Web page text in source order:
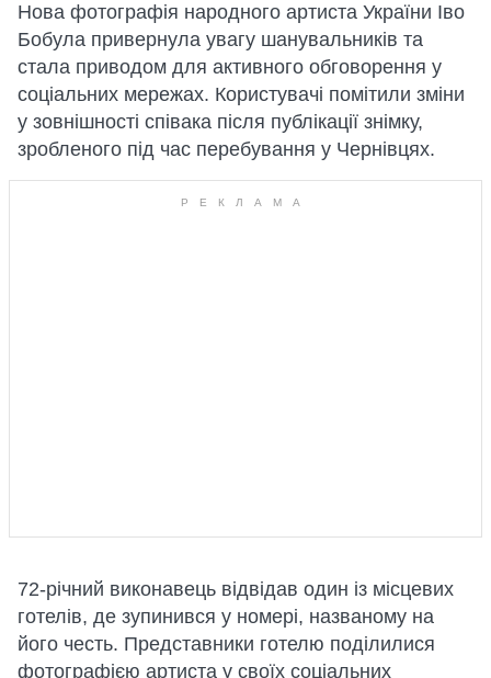
Нова фотографія народного артиста України Іво
Бобула привернула увагу шанувальників та
стала приводом для активного обговорення у
соціальних мережах. Користувачі помітили зміни
у зовнішності співака після публікації знімку,
зробленого під час перебування у Чернівцях.
72-річний виконавець відвідав один із місцевих
готелів, де зупинився у номері, названому на
його честь. Представники готелю поділилися
фотографією артиста у своїх соціальних